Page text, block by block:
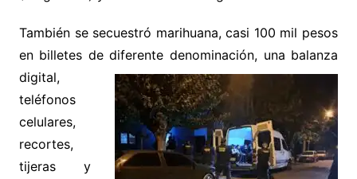
También se secuestró marihuana, casi 100 mil pesos
en billetes de diferente denominación, una balanza
digital,
teléfonos
celulares,
recortes,
tijeras y